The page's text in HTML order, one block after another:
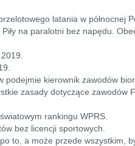
latania w północnej
na paralotni bez napędu.
podejmie kierownik zawodów
zasady dotyczące zawodów
rankingu WPRS.
bez licencji sportowych.
to, a może przede wszystkim,